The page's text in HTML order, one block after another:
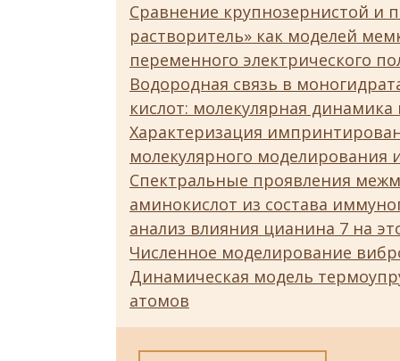
Сравнение крупнозернистой и
растворитель» как моделей
переменного электрического
Водородная связь в
кислот: молекулярная
Характеризация
молекулярного моделирования
Спектральные проявления
аминокислот из состава
анализ влияния цианина 7 на
Численное моделирование
Динамическая модель
атомов